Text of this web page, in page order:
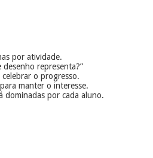
por atividade.
desenho representa?”
o progresso.
manter o interesse.
dominadas por cada aluno.